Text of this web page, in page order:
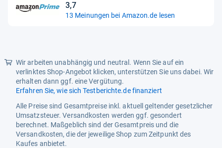
3,7
3,7
von
13 Meinungen bei Amazon.de lesen
Wir arbeiten unabhängig und neutral. Wenn Sie auf ein
verlinktes Shop-Angebot klicken, unterstützen Sie uns dabei. Wir
erhalten dann ggf. eine Vergütung.
Erfahren Sie, wie sich Testberichte.de finanziert
Alle Preise sind Gesamtpreise inkl. aktuell geltender gesetzlicher
Umsatzsteuer. Versandkosten werden ggf. gesondert
berechnet. Maßgeblich sind der Gesamtpreis und die
Versandkosten, die der jeweilige Shop zum Zeitpunkt des
Kaufes anbietet.